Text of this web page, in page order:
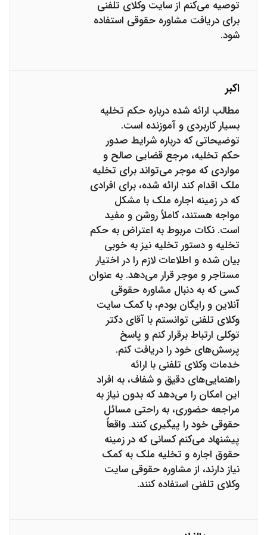
توصیه می‌کنم از سایت وکلای تلفنی
برای دریافت مشاوره حقوقی استفاده
شود.
اکبر
مطالب ارائه شده درباره حکم تخلیه
بسیار کاربردی و آموزنده است.
توضیحاتی که درباره شرایط صدور
حکم تخلیه، مرجع قضایی صالح و
مواردی که موجر می‌تواند برای تخلیه
ملک اقدام کند ارائه شده، برای افرادی
که در زمینه اجاره ملک با مشکل
مواجه هستند، کاملاً روشن و مفید
است. نکات مربوط به اعتراض به حکم
تخلیه و دستور تخلیه نیز به خوبی
بیان شده و اطلاعات لازم را در اختیار
مستاجر و موجر قرار می‌دهد. به عنوان
کسی که به دنبال مشاوره حقوقی
آنلاین و رایگان بودم، با کمک سایت
وکلای تلفنی توانستم با آقای دکتر
توکلی ارتباط برقرار کنم و پاسخ
پرسش‌های خود را دریافت کنم.
خدمات وکلای تلفنی با ارائه
راهنمایی‌های دقیق و شفاف، به افراد
این امکان را می‌دهد که بدون نیاز به
مراجعه حضوری، به راحتی مسائل
حقوقی خود را پیگیری کنند. واقعاً
پیشنهاد می‌کنم کسانی که در زمینه
حقوق اجاره و تخلیه ملک به کمک
نیاز دارند، از مشاوره حقوقی سایت
وکلای تلفنی استفاده کنند.